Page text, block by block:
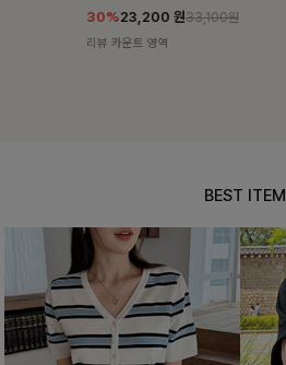
25%35,100원46,800원
BEST ITEM